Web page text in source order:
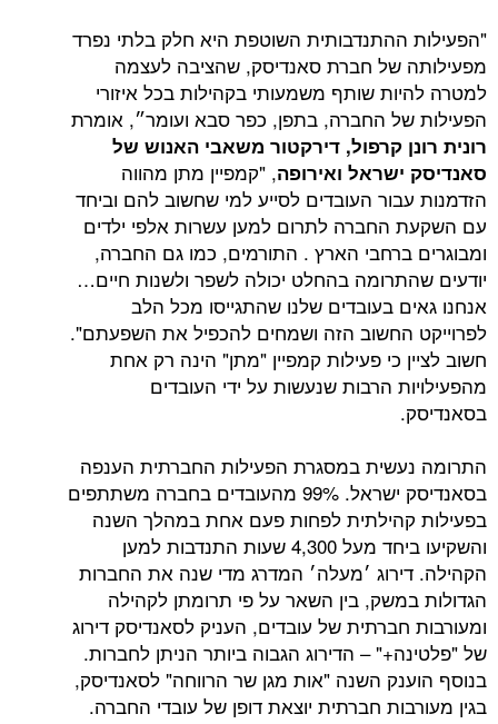
השוטפת היא חלק בלתי נפרד
של חברת סאנדיסק, שהציבה לעצמה
שותף משמעותי בקהילות בכל איזורי
החברה, בתפן, כפר סבא ועומר״, אומרת
קרפול, דירקטור משאבי האנוש של
ואירופה, "קמפיין מתן מהווה
העובדים לסייע למי שחשוב להם וביחד
לתרום למען עשרות אלפי ילדים
הארץ . התורמים, כמו גם החברה,
בהחלט יכולה לשפר ולשנות חיים…
בעובדים שלנו שהתגייסו מכל הלב
החשוב הזה ושמחים להכפיל את השפעתם".
כי פעילות קמפיין "מתן" הינה רק אחת
הרבות שנעשות על ידי העובדים
במסגרת הפעילות החברתית הענפה
בסאנדיסק ישראל. 99% מהעובדים בחברה משתתפים
לפחות פעם אחת במהלך השנה
והשקיעו ביחד מעל 4,300 שעות התנדבות למען
׳מעלה׳ המדרג מדי שנה את החברות
בין השאר על פי תרומתן לקהילה
של עובדים, העניק לסאנדיסק דירוג
– הדירוג הגבוה ביותר הניתן לחברות.
השנה "אות מגן שר הרווחה" לסאנדיסק,
חברתית יוצאת דופן של עובדי החברה.